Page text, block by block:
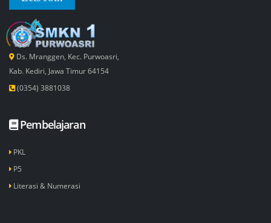
Ds. Mranggen, Kec. Purwoasri,
Kab. Kediri, Jawa Timur 64154
(0354) 3881038
Pembelajaran
PKL
P5
Literasi & Numerasi